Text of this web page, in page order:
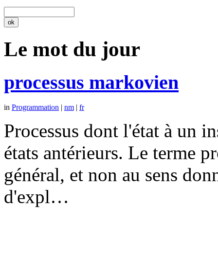
Le mot du jour
processus markovien
in Programmation | nm | fr
Processus dont l'état à un
états antérieurs. Le terme
général, et non au sens
d'expl…